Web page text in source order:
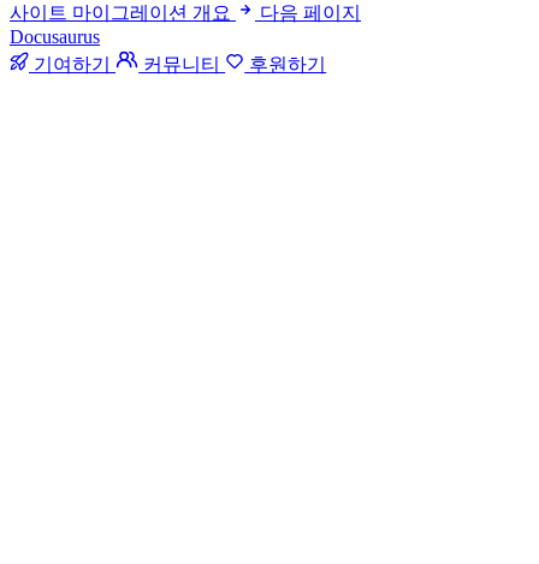
사이트 마이그레이션 개요
다음 페이지
Docusaurus
기여하기
커뮤니티 후원하기